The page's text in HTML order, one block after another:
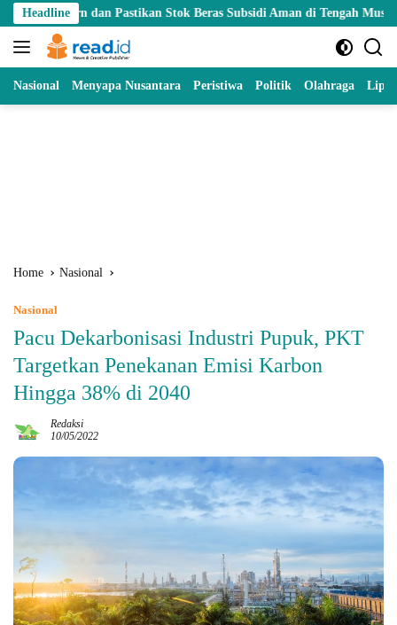
Skip
to
content
Headline
Pastikan Stok Beras Subsidi Aman di Tengah Musim Kemarau
Nasional Menyapa Nusantara Peristiwa Politik Olahraga
Home Nasional
Nasional
Pacu Dekarbonisasi Industri Pupuk, PKT
Targetkan Penekanan Emisi Karbon
Hingga 38% di 2040
Redaksi
10/05/2022